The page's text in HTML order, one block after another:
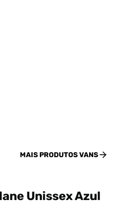
MAIS PRODUTOSVANS
Unissex Azul